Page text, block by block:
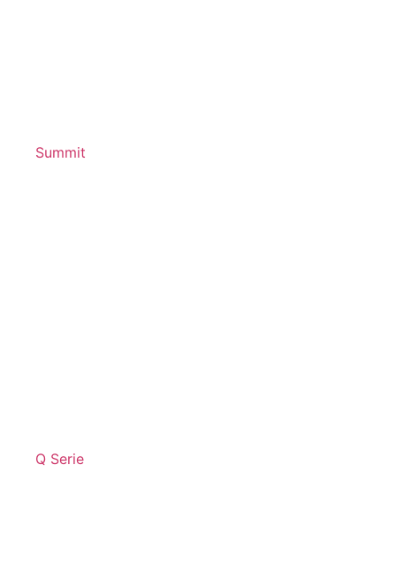
Summit
Q Serie